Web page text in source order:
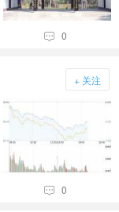
 0
+ 关注
 0